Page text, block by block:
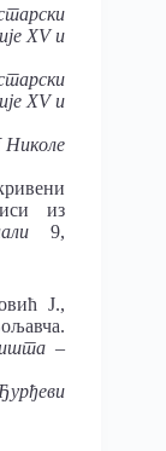
XV и
XV и
Николе
из
9,
Ј.,
–